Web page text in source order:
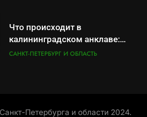
скрывает российский ВМФ
САНКТ-ПЕТЕРБУРГ И ОБЛАСТЬ
провалов и уязвимости
Что происходит в
калининградском анклаве:
военные изымают спирт «для
САНКТ-ПЕТЕРБУРГ И ОБЛАСТЬ
Петербурга и области 2024.